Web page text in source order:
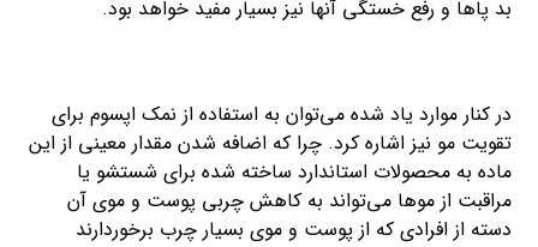
بد پاها و رفع خستگی آنها نیز بسیار مفید خواهد بود.
در کنار موارد یاد شده می‌توان به استفاده از نمک اپسوم برای
تقویت مو نیز اشاره کرد. چرا که اضافه شدن مقدار معینی از این
ماده به محصولات استاندارد ساخته شده برای شستشو یا
مراقبت از موها می‌تواند به کاهش چربی پوست و موی آن
دسته از افرادی که از پوست و موی بسیار چرب برخوردارند